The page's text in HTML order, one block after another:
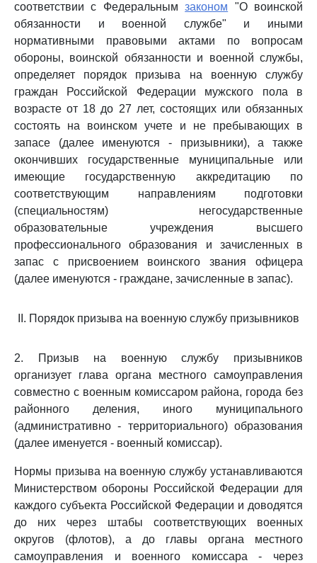
соответствии с Федеральнымзаконом "О воинской
обязанности и военной службе" и иными
нормативными правовыми актами по вопросам
обороны, воинской обязанности и военной службы,
определяет порядок призыва на военную службу
граждан Российской Федерации мужского пола в
возрасте от 18 до 27 лет, состоящих или обязанных
состоять на воинском учете и не пребывающих в
запасе (далее именуются - призывники), а также
окончивших государственные муниципальные или
имеющие государственную аккредитацию по
соответствующим направлениям подготовки
(специальностям) негосударственные
образовательные учреждения высшего
профессионального образования и зачисленных в
запас с присвоением воинского звания офицера
(далее именуются - граждане, зачисленные в запас).
II. Порядок призыва на военную службу призывников
2. Призыв на военную службу призывников
организует глава органа местного самоуправления
совместно с военным комиссаром района, города без
районного деления, иного муниципального
(административно - территориального) образования
(далее именуется - военный комиссар).
Нормы призыва на военную службу устанавливаются
Министерством обороны Российской Федерации для
каждого субъекта Российской Федерации и доводятся
до них через штабы соответствующих военных
округов (флотов), а до главы органа местного
самоуправления и военного комиссара - через